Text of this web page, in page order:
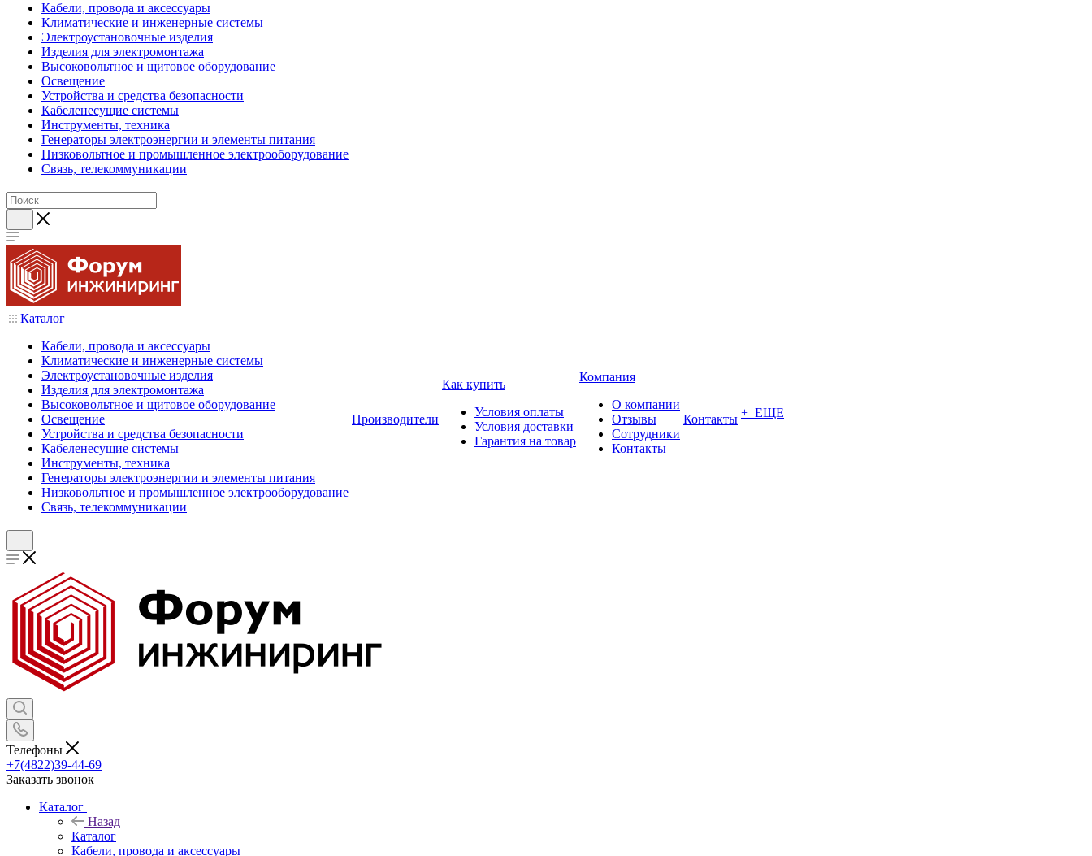
Кабели, провода и аксессуары
Климатические и инженерные системы
Электроустановочные изделия
Изделия для электромонтажа
Высоковольтное и щитовое оборудование
Освещение
Устройства и средства безопасности
Кабеленесущие системы
Инструменты, техника
Генераторы электроэнергии и элементы питания
Низковольтное и промышленное электрооборудование
Связь, телекоммуникации
Каталог
Кабели, провода и аксессуары
Климатические и инженерные системы
Электроустановочные изделия
Изделия для электромонтажа
Высоковольтное и щитовое оборудование
Освещение
Устройства и средства безопасности
Кабеленесущие системы
Инструменты, техника
Генераторы электроэнергии и элементы питания
Низковольтное и промышленное электрооборудование
Связь, телекоммуникации
Производители
Как купить
Условия оплаты
Условия доставки
Гарантия на товар
Компания
О компании
Отзывы
Сотрудники
Контакты
Контакты + ЕЩЕ
Телефоны
+7(4822)39-44-69
Заказать звонок
Каталог
Назад
Каталог
Кабели, провода и аксессуары